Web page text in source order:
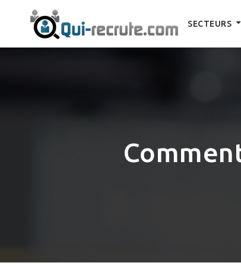
SECTEURS